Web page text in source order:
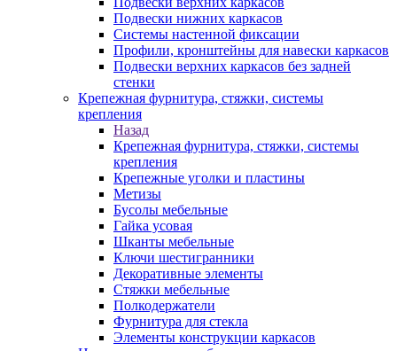
Подвески нижних каркасов
Системы настенной фиксации
Профили, кронштейны для навески каркасов
Подвески верхних каркасов без задней
стенки
Крепежная фурнитура, стяжки, системы
крепления
Назад
Крепежная фурнитура, стяжки, системы
крепления
Крепежные уголки и пластины
Метизы
Бусолы мебельные
Гайка усовая
Шканты мебельные
Ключи шестигранники
Декоративные элементы
Стяжки мебельные
Полкодержатели
Фурнитура для стекла
Элементы конструкции каркасов